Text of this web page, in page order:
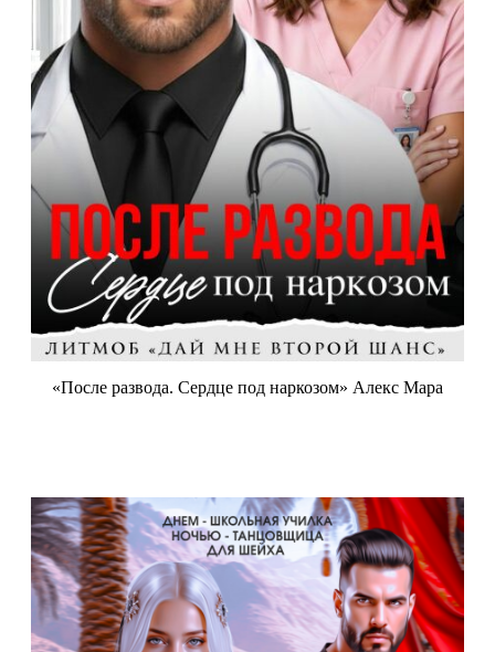
«После развода. Сердце под наркозом» Алекс Мара